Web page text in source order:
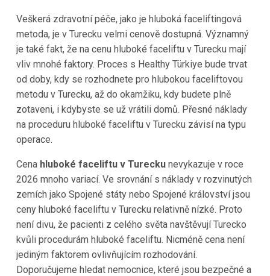
Veškerá zdravotní péče, jako je hluboká faceliftingová
metoda, je v Turecku velmi cenově dostupná. Významný
je také fakt, že na cenu hluboké faceliftu v Turecku mají
vliv mnohé faktory. Proces s Healthy Türkiye bude trvat
od doby, kdy se rozhodnete pro hlubokou faceliftovou
metodu v Turecku, až do okamžiku, kdy budete plně
zotaveni, i kdybyste se už vrátili domů. Přesné náklady
na proceduru hluboké faceliftu v Turecku závisí na typu
operace.
Cena hluboké faceliftu v Tureckunevykazuje v roce
2026 mnoho variací. Ve srovnání s náklady v rozvinutých
zemích jako Spojené státy nebo Spojené království jsou
ceny hluboké faceliftu v Turecku relativně nízké. Proto
není divu, že pacienti z celého světa navštěvují Turecko
kvůli procedurám hluboké faceliftu. Nicméně cena není
jediným faktorem ovlivňujícím rozhodování.
Doporučujeme hledat nemocnice, které jsou bezpečné a